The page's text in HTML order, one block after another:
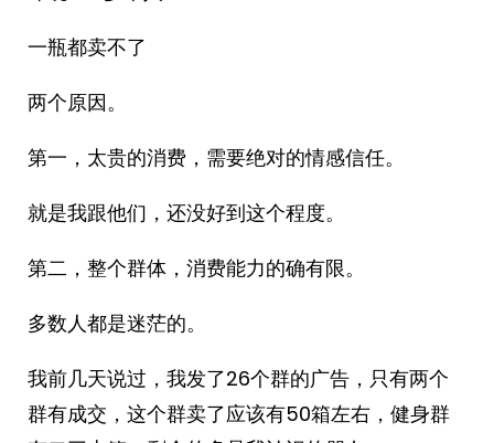
一瓶都卖不了
两个原因。
第一，太贵的消费，需要绝对的情感信任。
就是我跟他们，还没好到这个程度。
第二，整个群体，消费能力的确有限。
多数人都是迷茫的。
我前几天说过，我发了26个群的广告，只有两个
群有成交，这个群卖了应该有50箱左右，健身群